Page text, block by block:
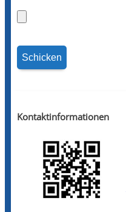
Kontaktinformationen